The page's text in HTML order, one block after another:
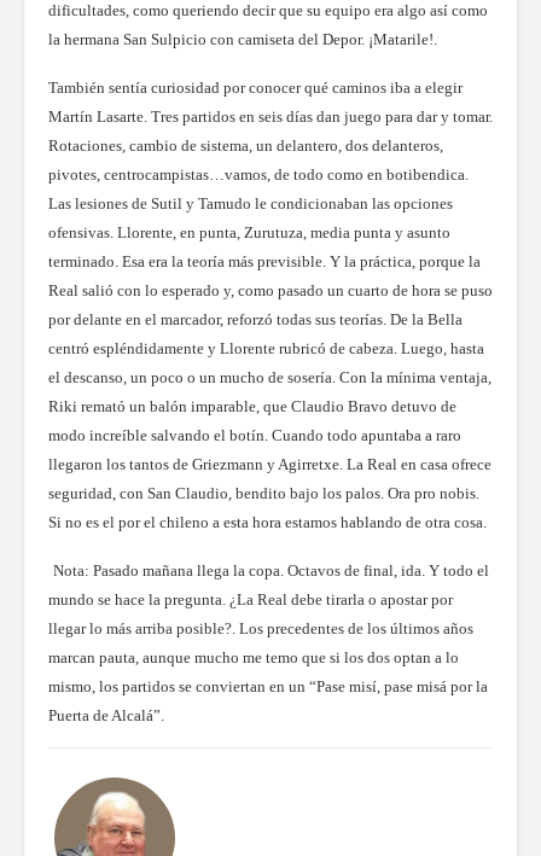
dificultades, como queriendo decir que su equipo era algo así como
la hermana San Sulpicio con camiseta del Depor. ¡Matarile!.
También sentía curiosidad por conocer qué caminos iba a elegir
Martín Lasarte. Tres partidos en seis días dan juego para dar y tomar.
Rotaciones, cambio de sistema, un delantero, dos delanteros,
pivotes, centrocampistas…vamos, de todo como en botibendica.
Las lesiones de Sutil y Tamudo le condicionaban las opciones
ofensivas. Llorente, en punta, Zurutuza, media punta y asunto
terminado. Esa era la teoría más previsible. Y la práctica, porque la
Real salió con lo esperado y, como pasado un cuarto de hora se puso
por delante en el marcador, reforzó todas sus teorías. De la Bella
centró espléndidamente y Llorente rubricó de cabeza. Luego, hasta
el descanso, un poco o un mucho de sosería. Con la mínima ventaja,
Riki remató un balón imparable, que Claudio Bravo detuvo de
modo increíble salvando el botín. Cuando todo apuntaba a raro
llegaron los tantos de Griezmann y Agirretxe. La Real en casa ofrece
seguridad, con San Claudio, bendito bajo los palos. Ora pro nobis.
Si no es el por el chileno a esta hora estamos hablando de otra cosa.
Nota: Pasado mañana llega la copa. Octavos de final, ida. Y todo el
mundo se hace la pregunta. ¿La Real debe tirarla o apostar por
llegar lo más arriba posible?. Los precedentes de los últimos años
marcan pauta, aunque mucho me temo que si los dos optan a lo
mismo, los partidos se conviertan en un “Pase misí, pase misá por la
Puerta de Alcalá”.